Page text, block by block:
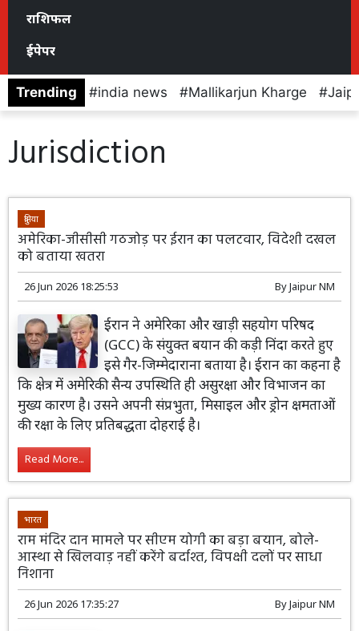
राशिफल
ईपेपर
Trending india news Mallikarjun Kharge
Jurisdiction
दुनिया
अमेरिका-जीसीसी गठजोड़ पर ईरान का पलटवार, विदेशी दखल
को बताया खतरा
26 Jun 2026 18:25:53 ByJaipur NM
ईरान ने अमेरिका और खाड़ी सहयोग परिषद
(GCC) के संयुक्त बयान की कड़ी निंदा करते हुए
इसे गैर-जिम्मेदाराना बताया है। ईरान का कहना है
कि क्षेत्र में अमेरिकी सैन्य उपस्थिति ही असुरक्षा और विभाजन का
मुख्य कारण है। उसने अपनी संप्रभुता, मिसाइल और ड्रोन क्षमताओं
की रक्षा के लिए प्रतिबद्धता दोहराई है।
Read More...
भारत
राम मंदिर दान मामले पर सीएम योगी का बड़ा बयान, बोले-
आस्था से खिलवाड़ नहीं करेंगे बर्दाश्त, विपक्षी दलों पर साधा
निशाना
26 Jun 2026 17:35:27 ByJaipur NM